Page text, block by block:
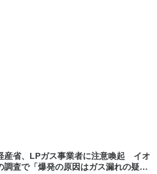
産省、LPガス事業者に注意喚起 イオ
調査で「爆発の原因はガス漏れの疑